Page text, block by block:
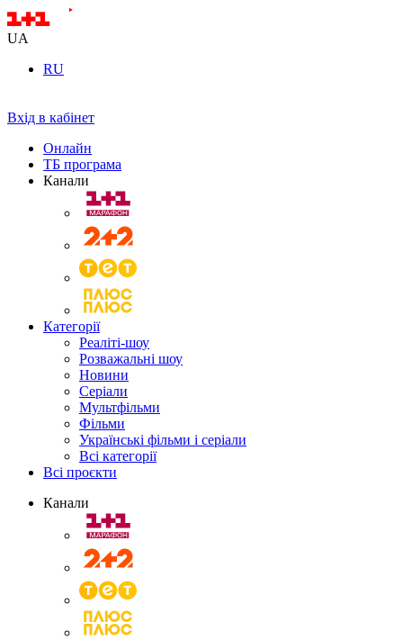
UA
RU
Вхід в кабінет
Онлайн
ТБ програма
Канали
Категорії
Реаліті-шоу
Розважальні шоу
Новини
Серіали
Мультфільми
Фільми
Українські фільми і серіали
Всі категорії
Всі проєкти
Канали